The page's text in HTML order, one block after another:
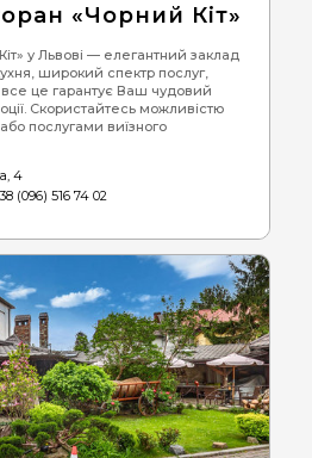
«Чорний Кіт»
у Львові — елегантний заклад
широкий спектр послуг,
це гарантує Ваш чудовий
Скористайтесь можливістю
або послугами виїзного
4
(096) 516 74 02